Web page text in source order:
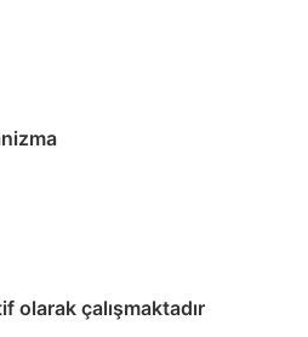
olarak çalışmaktadır